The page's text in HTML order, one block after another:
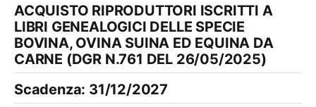
ACQUISTO RIPRODUTTORI ISCRITTI A
LIBRI GENEALOGICI DELLE SPECIE
BOVINA, OVINA SUINA ED EQUINA DA
CARNE (DGR N.761 DEL 26/05/2025)
Scadenza: 31/12/2027